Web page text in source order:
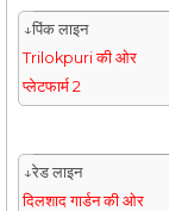
↓पिंक लाइन
Trilokpuri की ओर
प्लेटफार्म 2
↓रेड लाइन
दिलशाद गार्डन की ओर